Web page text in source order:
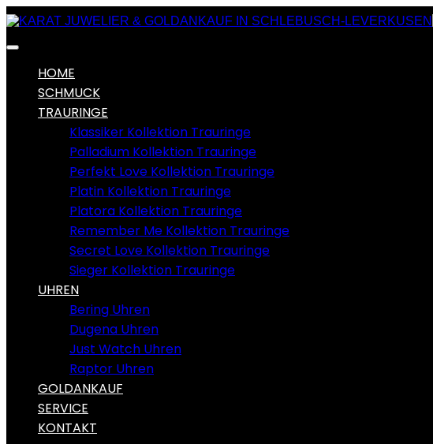
HOME
SCHMUCK
TRAURINGE
Klassiker Kollektion Trauringe
Palladium Kollektion Trauringe
Perfekt Love Kollektion Trauringe
Platin Kollektion Trauringe
Platora Kollektion Trauringe
Remember Me Kollektion Trauringe
Secret Love Kollektion Trauringe
Sieger Kollektion Trauringe
UHREN
Bering Uhren
Dugena Uhren
Just Watch Uhren
Raptor Uhren
GOLDANKAUF
SERVICE
KONTAKT